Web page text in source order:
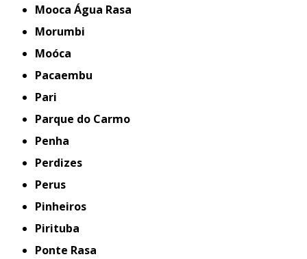
Mooca Água Rasa
Morumbi
Moóca
Pacaembu
Pari
Parque do Carmo
Penha
Perdizes
Perus
Pinheiros
Pirituba
Ponte Rasa